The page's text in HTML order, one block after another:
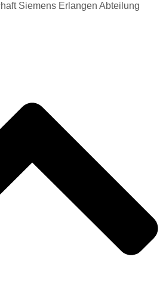
Siemens Erlangen Abteilung